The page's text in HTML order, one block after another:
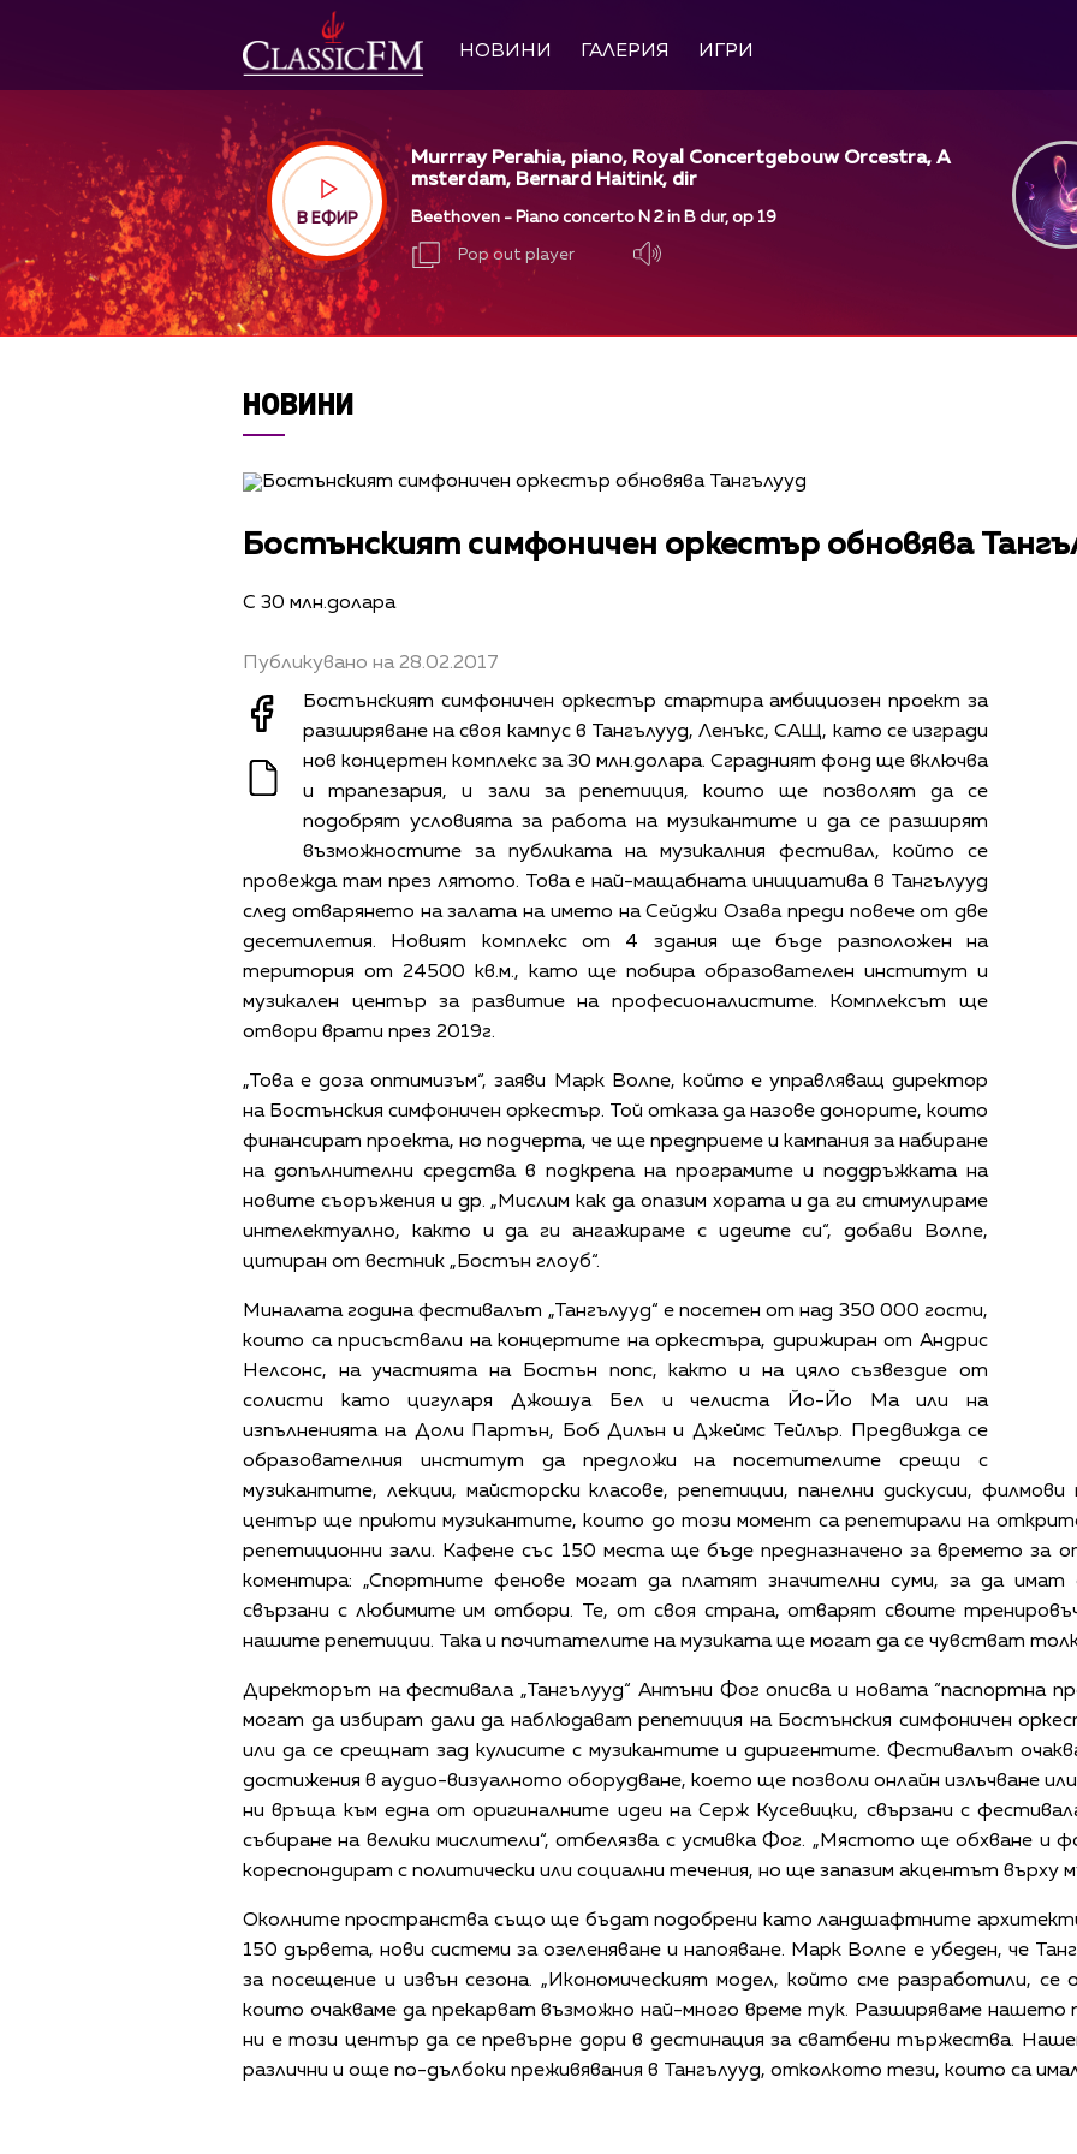
НОВИНИ ГАЛЕРИЯ ИГРИ
В ЕФИР
Murrray Perahia, piano, Royal Concertgebouw Orcestra, A
msterdam, Bernard Haitink, dir
Beethoven - Piano concerto N 2 in B dur, op 19
Pop out player
НОВИНИ
Бостънският симфоничен оркестър обновява
С 30 млн.долара
Публикувано на 28.02.2017
Бостънският симфоничен оркестър стартира амбициозен проект за
разширяване на своя кампус в Тангълууд, Ленъкс, САЩ, като се изгради
нов концертен комплекс за 30 млн.долара. Сградният фонд ще включва
и трапезария, и зали за репетиция, които ще позволят да се
подобрят условията за работа на музикантите и да се разширят
възможностите за публиката на музикалния фестивал, който се
провежда там през лятото. Това е най-мащабната инициатива в Тангълууд
след отварянето на залата на името на Сейджи Озава преди повече от две
десетилетия. Новият комплекс от 4 здания ще бъде разположен на
територия от 24500 кв.м., като ще побира образователен институт и
музикален център за развитие на професионалистите. Комплексът ще
отвори врати през 2019г.
„Това е доза оптимизъм“, заяви Марк Волпе, който е управляващ директор
на Бостънския симфоничен оркестър. Той отказа да назове донорите, които
финансират проекта, но подчерта, че ще предприеме и кампания за набиране
на допълнителни средства в подкрепа на програмите и поддръжката на
новите съоръжения и др. „Мислим как да опазим хората и да ги стимулираме
интелектуално, както и да ги ангажираме с идеите си“, добави Волпе,
цитиран от вестник „Бостън глоуб“.
Миналата година фестивалът „Тангълууд“ е посетен от над 350 000 гости,
които са присъствали на концертите на оркестъра, дирижиран от Андрис
Нелсонс, на участията на Бостън попс, както и на цяло съзвездие от
солисти като цигуларя Джошуа Бел и челиста Йо-Йо Ма или на
изпълненията на Доли Партън, Боб Дилън и Джеймс Тейлър. Предвижда се
образователния институт да предложи на посетителите срещи с
музикантите, лекции, майсторски класове, репетиции, панелни дискусии,
център ще приюти музикантите, които до този момент са репетирали на
репетиционни зали. Кафене със 150 места ще бъде предназначено за времето за
коментира: „Спортните фенове могат да платят значителни суми, за да
свързани с любимите им отбори. Те, от своя страна, отварят своите
нашите репетиции. Така и почитателите на музиката ще могат да се чувстват
Директорът на фестивала „Тангълууд“ Антъни Фог описва и новата “паспортна
могат да избират дали да наблюдават репетиция на Бостънския симфоничен
или да се срещнат зад кулисите с музикантите и диригентите. Фестивалът
достижения в аудио-визуалното оборудване, което ще позволи онлайн излъчване
ни връща към една от оригиналните идеи на Серж Кусевицки, свързани с
събиране на велики мислители“, отбелязва с усмивка Фог. „Мястото ще обхване и
кореспондират с политически или социални течения, но ще запазим акцентът върху
Околните пространства също ще бъдат подобрени като ландшафтните
150 дървета, нови системи за озеленяване и напояване. Марк Волпе е убеден, че
за посещение и извън сезона. „Икономическият модел, който сме разработили, се
които очакваме да прекарват възможно най-много време тук. Разширяваме
ни е този център да се превърне дори в дестинация за сватбени тържества.
различни и още по-дълбоки преживявания в Тангълууд, отколкото тези, които са